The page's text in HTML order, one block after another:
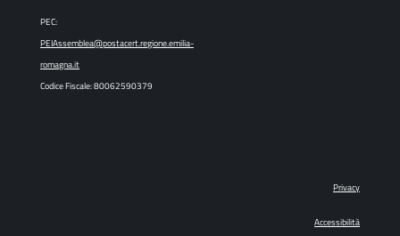
PEC:
PEIAssemblea@postacert.regione.emilia-
romagna.it
Codice Fiscale: 80062590379
Privacy
Accessibilità